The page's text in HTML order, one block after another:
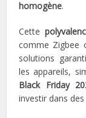
homogène.
Cette
comme Zigbee
solutions
les appareils,
Black Friday
investir dans